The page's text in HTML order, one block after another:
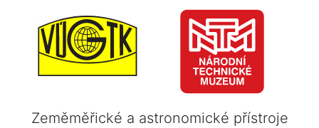
Zeměměřické a astronomické přístroje